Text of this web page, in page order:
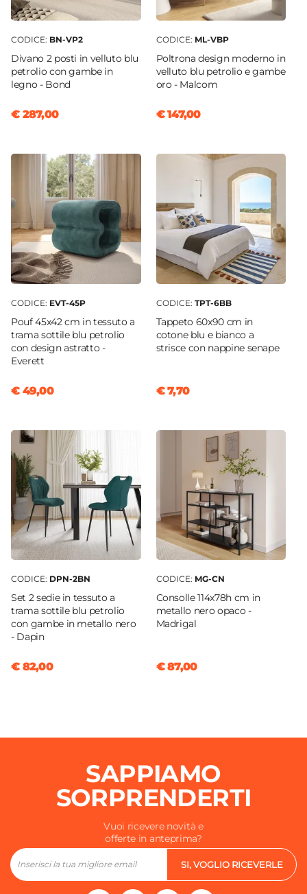
CODICE: BN-VP2
Divano 2 posti in velluto blu
petrolio con gambe in
legno - Bond
€ 287,00
CODICE: ML-VBP
Poltrona design moderno in
velluto blu petrolio e gambe
oro - Malcom
€ 147,00
CODICE: EVT-45P
Pouf 45x42 cm in tessuto a
trama sottile blu petrolio
con design astratto -
Everett
€ 49,00
CODICE: TPT-6BB
Tappeto 60x90 cm in
cotone blu e bianco a
strisce con nappine senape
€ 7,70
CODICE: DPN-2BN
Set 2 sedie in tessuto a
trama sottile blu petrolio
con gambe in metallo nero
- Dapin
€ 82,00
CODICE: MG-CN
Consolle 114x78h cm in
metallo nero opaco -
Madrigal
€ 87,00
SAPPIAMO
SORPRENDERTI
Vuoi ricevere novità e
offerte in anteprima?
SI, VOGLIO RICEVERLE